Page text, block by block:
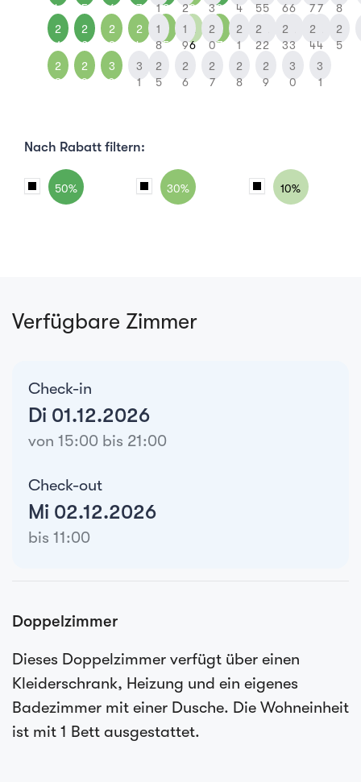
4
5
6
7
8
9
0
2
1
2
2
2
3
2
4
2
5
2
6
2
7
2
8
2
9
3
0
3
1
1
2
3
4
5
6
7
1
8
1
9
2
0
2
1
2
3
4
2
5
2
6
2
7
2
8
2
9
3
0
3
1
5
6
7
8
2
2
2
3
2
4
2
5
Nach Rabatt filtern:
50% 30% 10%
Verfügbare Zimmer
Check-in
Di 01.12.2026
von 15:00 bis 21:00
Check-out
Mi 02.12.2026
bis 11:00
Doppelzimmer
Dieses Doppelzimmer verfügt über einen
Kleiderschrank, Heizung und ein eigenes
Badezimmer mit einer Dusche. Die Wohneinheit
ist mit 1 Bett ausgestattet.